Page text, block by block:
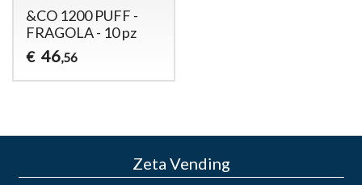
&CO 1200 PUFF -
FRAGOLA - 10 pz
€ 46,56
Zeta Vending